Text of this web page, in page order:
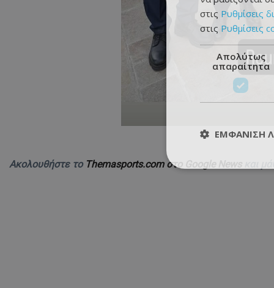
Ακολουθήστε το Themasports.com στο Google News
στις Ρυθμίσεις
στις Ρυθμίσεις
Απολύτως
απαραίτητα
ΕΜΦΆΝΙΣΗ